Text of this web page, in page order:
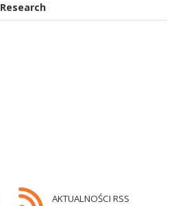
Research
AKTUALNOŚCI RSS